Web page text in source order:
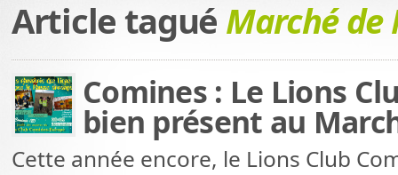
Article tagué Marché de
Comines : Le Lions
bien présent au
Cette année encore, le Lions Club